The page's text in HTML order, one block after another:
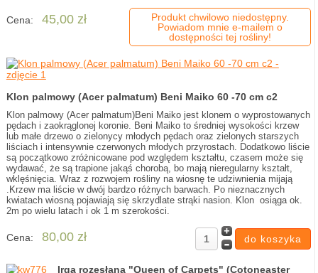
Cena: 45,00 zł
Produkt chwilowo niedostępny.
Powiadom mnie e-mailem o
dostępności tej rośliny!
Klon palmowy (Acer palmatum) Beni Maiko 60 -70 cm c2
Klon palmowy (Acer palmatum)Beni Maiko jest klonem o wyprostowanych
pędach i zaokrąglonej koronie. Beni Maiko to średniej wysokości krzew
lub małe drzewo o zielonycy młodych pędach oraz zielonych starszych
liściach i intensywnie czerwonych młodych przyrostach. Dodatkowo liście
są początkowo zróżnicowane pod względem kształtu, czasem może się
wydawać, że są trapione jakąś chorobą, bo mają nieregularny kształt,
wklęśnięcia. Wraz z rozwojem rośliny na wiosnę te udziwnienia mijają
.Krzew ma liście w dwój bardzo różnych barwach. Po nieznacznych
kwiatach wiosną pojawiają się skrzydlate strąki nasion. Klon osiąga ok.
2m po wielu latach i ok 1 m szerokości.
Cena: 80,00 zł
Irga rozesłana "Queen of Carpets" (Cotoneaster